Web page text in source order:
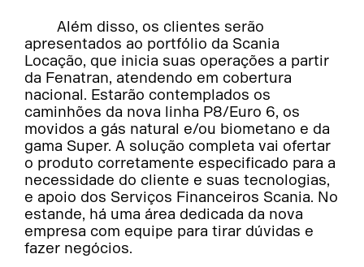
Além disso, os clientes serão
apresentados ao portfólio da Scania
Locação, que inicia suas operações a partir
da Fenatran, atendendo em cobertura
nacional. Estarão contemplados os
caminhões da nova linha P8/Euro 6, os
movidos a gás natural e/ou biometano e da
gama Super. A solução completa vai ofertar
o produto corretamente especificado para a
necessidade do cliente e suas tecnologias,
e apoio dos Serviços Financeiros Scania. No
estande, há uma área dedicada da nova
empresa com equipe para tirar dúvidas e
fazer negócios.